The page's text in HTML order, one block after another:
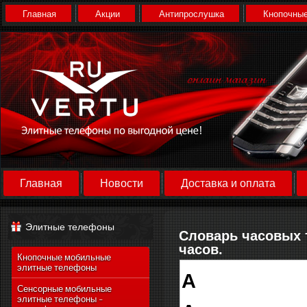
Главная Акции Антипрослушка
Главная Новости Доставка и оплата
Элитные телефоны
Кнопочные мобильные
элитные телефоны
Сенсорные мобильные
элитные телефоны -
Словарь часовых
часов.
А